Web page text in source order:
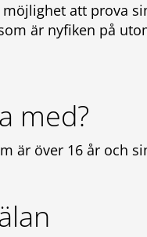
att prova
är nyfiken på
med?
är över 16 år och